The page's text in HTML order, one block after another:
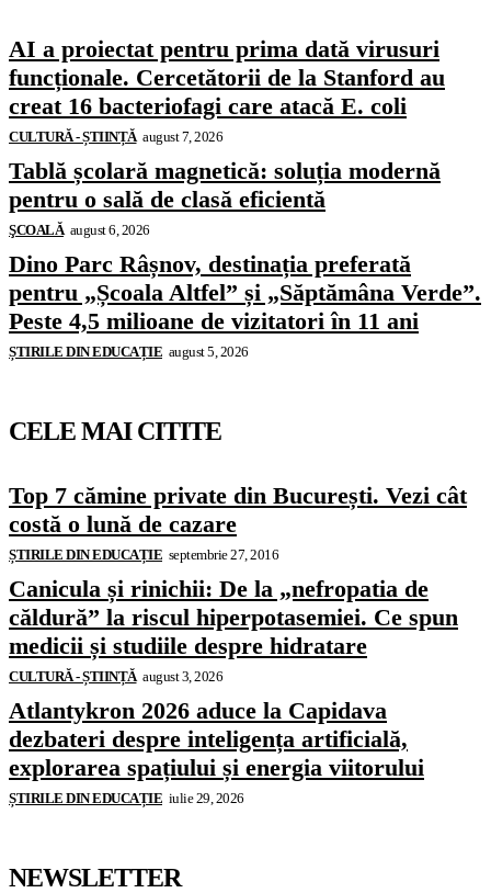
AI a proiectat pentru prima dată virusuri
funcționale. Cercetătorii de la Stanford au
creat 16 bacteriofagi care atacă E. coli
CULTURĂ - ȘTIINȚĂ august 7, 2026
Tablă școlară magnetică: soluția modernă
pentru o sală de clasă eficientă
ŞCOALĂ august 6, 2026
Dino Parc Râșnov, destinația preferată
pentru „Școala Altfel” și „Săptămâna Verde”.
Peste 4,5 milioane de vizitatori în 11 ani
ȘTIRILE DIN EDUCAȚIE august 5, 2026
CELE MAI CITITE
Top 7 cămine private din București. Vezi cât
costă o lună de cazare
ȘTIRILE DIN EDUCAȚIE septembrie 27, 2016
Canicula și rinichii: De la „nefropatia de
căldură” la riscul hiperpotasemiei. Ce spun
medicii și studiile despre hidratare
CULTURĂ - ȘTIINȚĂ august 3, 2026
Atlantykron 2026 aduce la Capidava
dezbateri despre inteligența artificială,
explorarea spațiului și energia viitorului
ȘTIRILE DIN EDUCAȚIE iulie 29, 2026
NEWSLETTER